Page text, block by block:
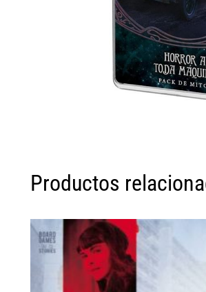
Productos